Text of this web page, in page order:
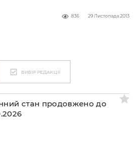
836 29 Листопада 2013
ВИБІР РЕДАКЦІЇ
стан продовжено до